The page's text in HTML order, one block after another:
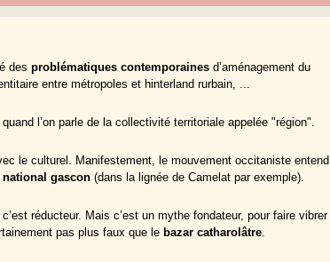
desproblématiques contemporaines d’aménagement du
entre métropoles et hinterland rurbain, ...
l’on parle de la collectivité territoriale appelée "région".
le culturel. Manifestement, le mouvement occitaniste entend
national gascon (dans la lignée de Camelat par exemple).
réducteur. Mais c’est un mythe fondateur, pour faire vibrer
pas plus faux que lebazar catharolâtre